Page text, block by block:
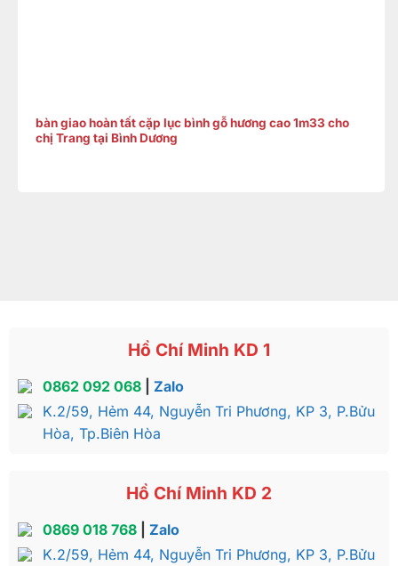
bàn giao hoàn tất cặp lục bình gỗ hương cao 1m33 cho
chị Trang tại Bình Dương
Hồ Chí Minh KD 1
0862 092 068| Zalo
K.2/59, Hẻm 44, Nguyễn Tri Phương, KP 3, P.Bửu
Hòa, Tp.Biên Hòa
Hồ Chí Minh KD 2
0869 018 768| Zalo
K.2/59, Hẻm 44, Nguyễn Tri Phương, KP 3, P.Bửu